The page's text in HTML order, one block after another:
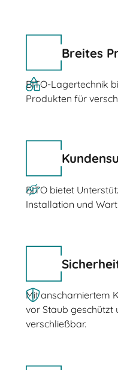
Breites
BITO-Lagertechnik
Produkten für
BITO bietet
Installation und
Mit anscharniertem
vor Staub geschützt
verschließbar.